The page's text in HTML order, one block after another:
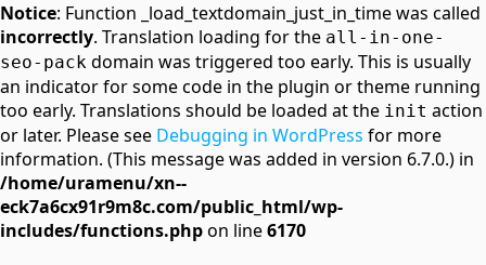
Notice: Function _load_textdomain_just_in_time was called
incorrectly. Translation loading for the all-in-one-
seo-pack domain was triggered too early. This is usually
an indicator for some code in the plugin or theme running
too early. Translations should be loaded at the init action
or later. Please see Debugging in WordPress for more
information. (This message was added in version 6.7.0.) in
/home/uramenu/xn--
eck7a6cx91r9m8c.com/public_html/wp-
includes/functions.phpon line6170